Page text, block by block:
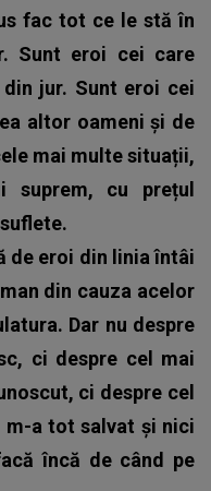
fac tot ce le stă în
Sunt eroi cei care
jur. Sunt eroi cei
altor oameni și de
mai multe situații,
suprem, cu prețul
de eroi din linia întâi
din cauza acelor
Dar nu despre
ci despre cel mai
ci despre cel
m-a tot salvat și nici
încă de când pe